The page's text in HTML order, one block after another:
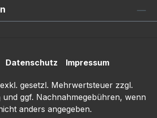
Datenschutz Impressum
gesetzl. Mehrwertsteuer zzgl.
und ggf. Nachnahmegebühren, wenn
anders angegeben.